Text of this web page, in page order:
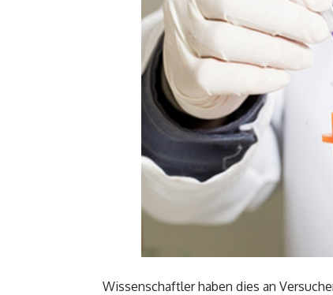
Wissenschaftler haben dies an